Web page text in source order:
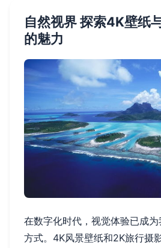
自然视界 探索4K壁纸
的魅力
在数字化时代，视觉体验已成
方式。4K风景壁纸和2K旅行摄